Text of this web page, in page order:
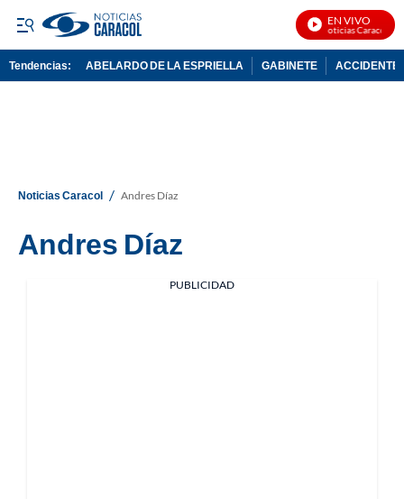
EN VIVO
Noticias Caracol En
Tendencias: ABELARDO DE LA ESPRIELLA GABINETE ACCIDENTE
Noticias Caracol / Andres Díaz
Andres Díaz
PUBLICIDAD